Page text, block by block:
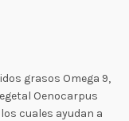
grasos Omega 9,
Oenocarpus
cuales ayudan a